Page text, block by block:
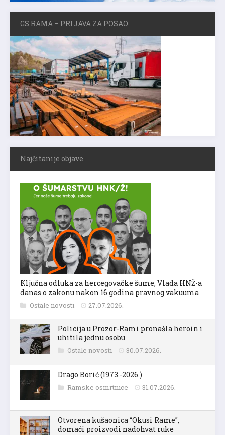
GS RAMA – PRIJAVA ZA POSAO
Najčitanije objave
Ključna odluka za hercegovačke šume, Vlada HNŽ-a
danas o zakonu nakon 16 godina pravnog vakuuma
Ostale novosti 27.07.2026.
Policija u Prozor-Rami pronašla heroin i
uhitila jednu osobu
Ostale novosti 30.07.2026.
Drago Borić (1973.-2026.)
Ramske osmrtnice 31.07.2026.
Otvorena kušaonica “Okusi Rame”,
domaći proizvodi nadohvat ruke